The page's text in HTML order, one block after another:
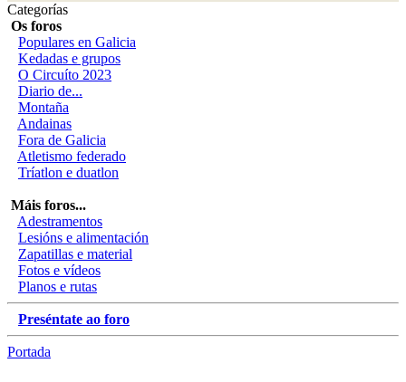
Categorías
Os foros
Populares en Galicia
Kedadas e grupos
O Circuíto 2023
Diario de...
Montaña
Andainas
Fora de Galicia
Atletismo federado
Tríatlon e duatlon
Máis foros...
Adestramentos
Lesións e alimentación
Zapatillas e material
Fotos e vídeos
Planos e rutas
Preséntate ao foro
Portada